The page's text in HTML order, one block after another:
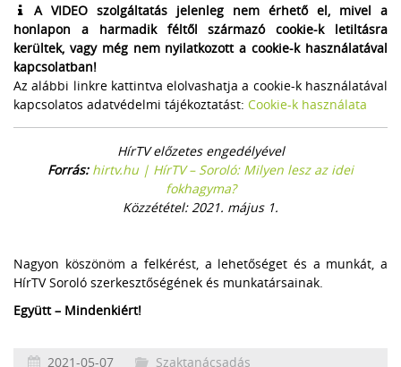
A VIDEO szolgáltatás jelenleg nem érhető el, mivel a
honlapon a harmadik féltől származó cookie-k letiltásra
kerültek, vagy még nem nyilatkozott a cookie-k használatával
kapcsolatban!
Az alábbi linkre kattintva elolvashatja a cookie-k használatával
kapcsolatos adatvédelmi tájékoztatást: Cookie-k használata
HírTV előzetes engedélyével
Forrás: hirtv.hu | HírTV – Soroló: Milyen lesz az idei
fokhagyma?
Közzététel: 2021. május 1.
Nagyon köszönöm a felkérést, a lehetőséget és a munkát, a
HírTV Soroló szerkesztőségének és munkatársainak.
Együtt – Mindenkiért!
2021-05-07
Szaktanácsadás